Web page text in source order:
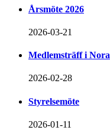
Årsmöte 2026
2026-03-21
Medlemsträff i Nora
2026-02-28
Styrelsemöte
2026-01-11